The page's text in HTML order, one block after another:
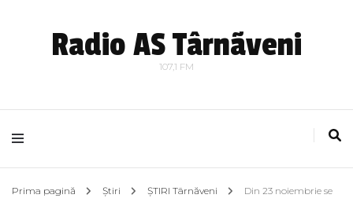
Radio AS Târnãveni
107,1 FM
Prima pagină Știri ȘTIRI Târnăveni
Din 23 noiembrie se